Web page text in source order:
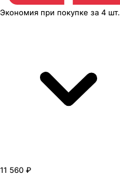
Экономия при покупке за 4 шт.
11 560 ₽